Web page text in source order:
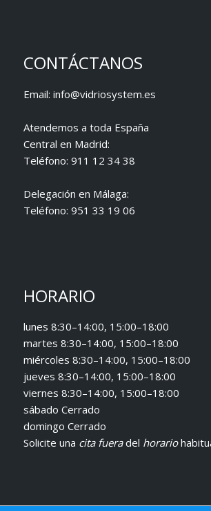
CONTÁCTANOS
Email: info@vidriosystem.es
Atendemos a toda España
Central en Madrid:
Teléfono: 911 12 34 38
Delegación en Málaga:
Teléfono: 951 33 19 06
HORARIO
lunes 8:30–14:00, 15:00–18:00
martes 8:30–14:00, 15:00–18:00
miércoles 8:30–14:00, 15:00–18:00
jueves 8:30–14:00, 15:00–18:00
viernes 8:30–14:00, 15:00–18:00
sábado Cerrado
domingo Cerrado
Solicite una cita fueradel horario